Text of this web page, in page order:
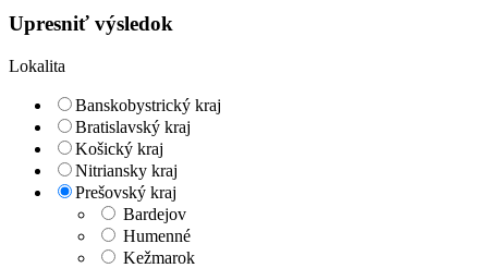
Upresniť výsledok
Lokalita
Banskobystrický kraj
Bratislavský kraj
Košický kraj
Nitriansky kraj
Prešovský kraj
Bardejov
Humenné
Kežmarok